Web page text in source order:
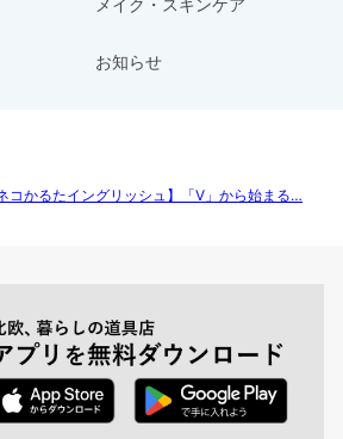
メイク・スキンケア
お知らせ
ネコかるたイングリッシュ】「V」から始まる…